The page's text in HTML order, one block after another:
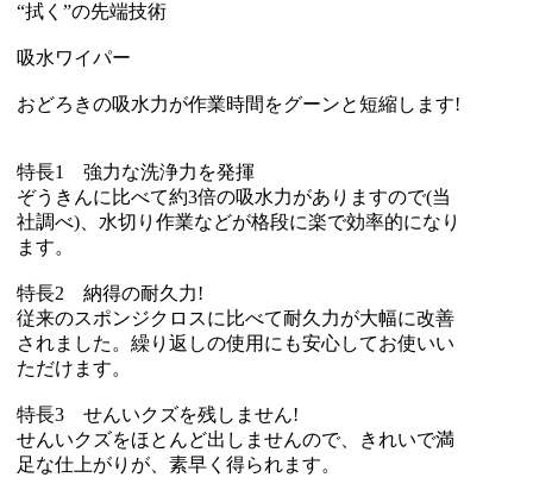
“拭く”の先端技術
吸水ワイパー
おどろきの吸水力が作業時間をグーンと短縮します!
特長1 強力な洗浄力を発揮
ぞうきんに比べて約3倍の吸水力がありますので(当
社調べ)、水切り作業などが格段に楽で効率的になり
ます。
特長2 納得の耐久力!
従来のスポンジクロスに比べて耐久力が大幅に改善
されました。繰り返しの使用にも安心してお使いい
ただけます。
特長3 せんいクズを残しません!
せんいクズをほとんど出しませんので、きれいで満
足な仕上がりが、素早く得られます。